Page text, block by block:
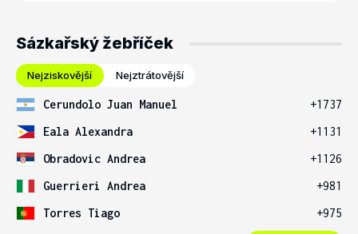
Sázkařský žebříček
Nejziskovější Nejztrátovější
Cerundolo Juan Manuel
+1737
Eala Alexandra
+1131
Obradovic Andrea
+1126
Guerrieri Andrea
+981
Torres Tiago
+975